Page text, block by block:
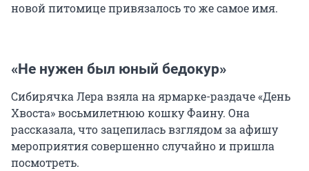
новой питомице привязалось то же самое имя.
«Не нужен был юный бедокур»
Сибирячка Лера взяла на ярмарке-раздаче «День
Хвоста» восьмилетнюю кошку Фаину. Она
рассказала, что зацепилась взглядом за афишу
мероприятия совершенно случайно и пришла
посмотреть.